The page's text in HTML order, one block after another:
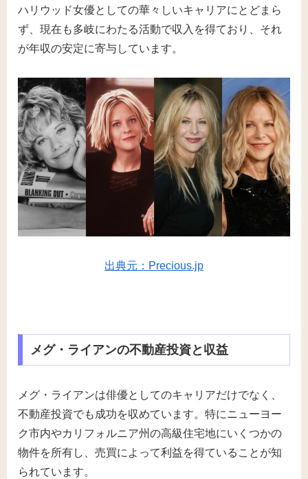
ハリウッド女優としての華々しいキャリアにとどまら
ず、現在も多岐にわたる活動で収入を得ており、それ
が年収の安定に寄与しています。
出典元：Precious.jp
メグ・ライアンの不動産投資と収益
メグ・ライアンは俳優としてのキャリアだけでなく、
不動産投資でも成功を収めています。特にニューヨー
ク市内やカリフォルニア州の高級住宅地にいくつかの
物件を所有し、売買によって利益を得ていることが知
られています。